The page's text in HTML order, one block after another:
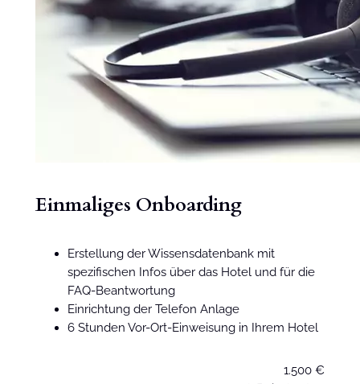
Einmaliges Onboarding
Erstellung der Wissensdatenbank mit
spezifischen Infos über das Hotel und für die
FAQ-Beantwortung
Einrichtung der Telefon Anlage
6 Stunden Vor-Ort-Einweisung in Ihrem Hotel
1.500 €